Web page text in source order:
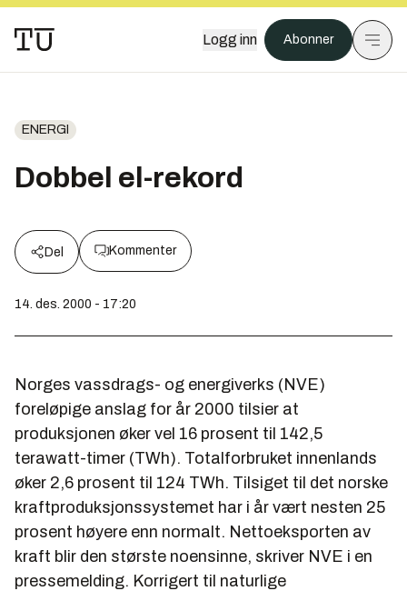
Logg inn Abonner
ENERGI
Dobbel el-rekord
Del Kommenter
14. des. 2000 - 17:20
Norges vassdrags- og energiverks (NVE)
foreløpige anslag for år 2000 tilsier at
produksjonen øker vel 16 prosent til 142,5
terawatt-timer (TWh). Totalforbruket innenlands
øker 2,6 prosent til 124 TWh. Tilsiget til det norske
kraftproduksjonssystemet har i år vært nesten 25
prosent høyere enn normalt. Nettoeksporten av
kraft blir den største noensinne, skriver NVE i en
pressemelding. Korrigert til naturlige